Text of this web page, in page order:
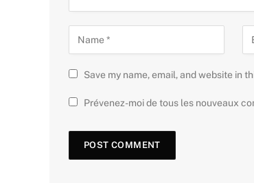
Save my name, email, and website in
Prévenez-moi de tous les nouveaux